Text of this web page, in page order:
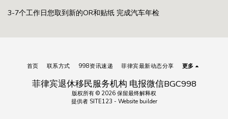
3-7个工作日您取到新的OR和贴纸 完成汽车年检
菲律宾退休移民服务机构 电报微信BGC998
版权所有 © 2026 保留最终解释权
提供者 SITE123 - Website builder
首页 联系方式 998资讯速递 菲律宾最新动态分享 更多